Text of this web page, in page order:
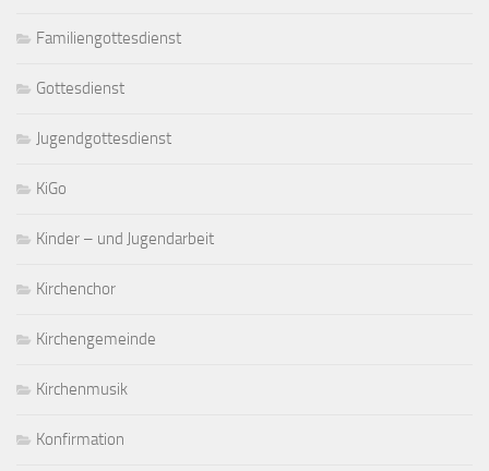
Familiengottesdienst
Gottesdienst
Jugendgottesdienst
KiGo
Kinder – und Jugendarbeit
Kirchenchor
Kirchengemeinde
Kirchenmusik
Konfirmation